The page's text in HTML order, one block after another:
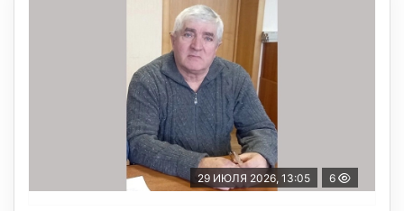
29 ИЮЛЯ 2026, 13:05 6